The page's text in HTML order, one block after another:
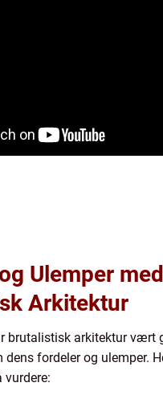
Ulemper med
Arkitektur
brutalistisk arkitektur vært
fordeler og ulemper.
vurdere: